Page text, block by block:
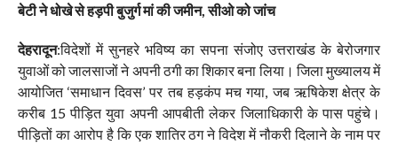
बेटी ने धोखे से हड़पी बुजुर्ग मां की जमीन, सीओ को जांच
देहरादून:विदेशों में सुनहरे भविष्य का सपना संजोए उत्तराखंड के बेरोजगार
युवाओं को जालसाजों ने अपनी ठगी का शिकार बना लिया। जिला मुख्यालय में
आयोजित ‘समाधान दिवस’ पर तब हड़कंप मच गया, जब ऋषिकेश क्षेत्र के
करीब 15 पीड़ित युवा अपनी आपबीती लेकर जिलाधिकारी के पास पहुंचे।
पीड़ितों का आरोप है कि एक शातिर ठग ने विदेश में नौकरी दिलाने के नाम पर